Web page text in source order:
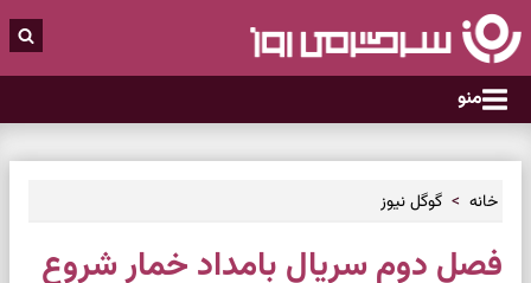
منو
خانه گوگل نیوز
فصل دوم سریال بامداد خمار شروع